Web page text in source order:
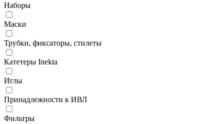
Наборы
Маски
Трубки, фиксаторы, стилеты
Катетеры Inekta
Иглы
Принадлежности к ИВЛ
Фильтры